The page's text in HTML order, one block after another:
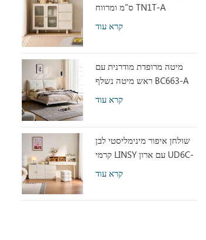
ס"מ ומרווח TN1T-A
קרא עוד
מיטה מרופדת מודרנית עם
ראש מיטה נשלף BC663-A
קרא עוד
שולחן איפור מינימליסטי לבן
קרמי LINSY עם ארון UD6C-
קרא עוד